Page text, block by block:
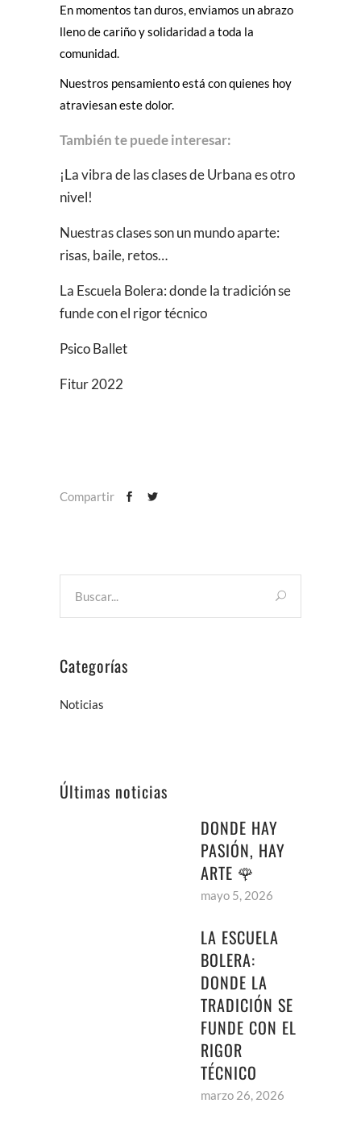
En momentos tan duros, enviamos un abrazo
lleno de cariño y solidaridad a toda la
comunidad.
Nuestros pensamiento está con quienes hoy
atraviesan este dolor.
También te puede interesar:
¡La vibra de las clases de Urbana es otro
nivel!
Nuestras clases son un mundo aparte:
risas, baile, retos…
La Escuela Bolera: donde la tradición se
funde con el rigor técnico
Psico Ballet
Fitur 2022
Compartir
Categorías
Noticias
Últimas noticias
DONDE HAY
PASIÓN, HAY
ARTE 🌹
mayo 5, 2026
LA ESCUELA
BOLERA:
DONDE LA
TRADICIÓN SE
FUNDE CON EL
RIGOR
TÉCNICO
marzo 26, 2026